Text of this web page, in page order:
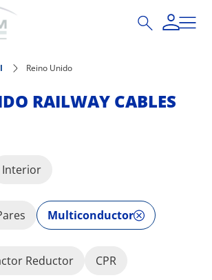
Reino Unido
RAILWAY CABLES
Interior
Multiconductor
Reductor CPR